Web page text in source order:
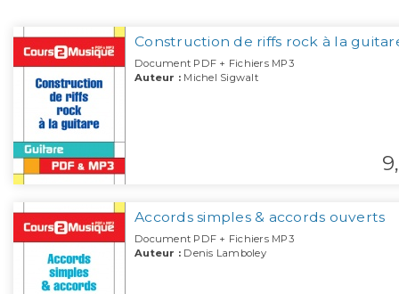
Construction de riffs rock à la
Document PDF + Fichiers MP3
Auteur : Michel Sigwalt
9,
Accords simples & accords ouverts
Document PDF + Fichiers MP3
Auteur : Denis Lamboley